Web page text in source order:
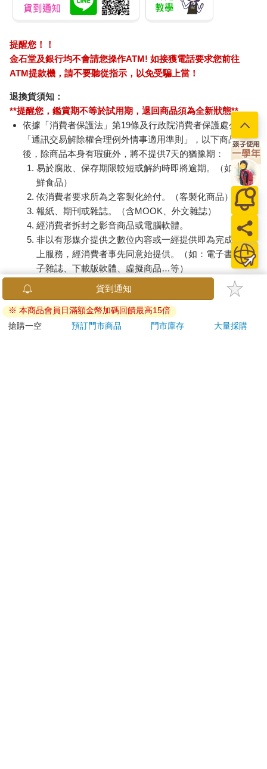
提醒您！！
金石堂及銀行均不會請您操作ATM! 如接獲電話要求您前往
ATM提款機，請不要聽從指示，以免受騙上當！
退換貨須知：
**提醒您，鑑賞期不等於試用期，退回商品須為全新狀態**
依據「消費者保護法」第19條及行政院消費者保護處公告之
「通訊交易解除權合理例外情事適用準則」，以下商品購買
後，除商品本身有瑕疵外，將不提供7天的猶豫期：
易於腐敗、保存期限較短或解約時即將逾期。（如：生
鮮食品）
依消費者要求所為之客製化給付。（客製化商品）
報紙、期刊或雜誌。（含MOOK、外文雜誌）
經消費者拆封之影音商品或電腦軟體。
非以有形媒介提供之數位內容或一經提供即為完成之線
上服務，經消費者事先同意始提供。（如：電子書、電
子雜誌、下載版軟體、虛擬商品…等）
已拆封之個人衛生用品。（如：內衣褲、刮鬍刀、除毛
若非上列種類商品，均享有到貨7天的猶豫期（含例假
日）。
貨到通知
※ 本商品會員日滿額金幣加碼回饋最高15倍
搶購一空
預訂門市商品 門市庫存 大量採購